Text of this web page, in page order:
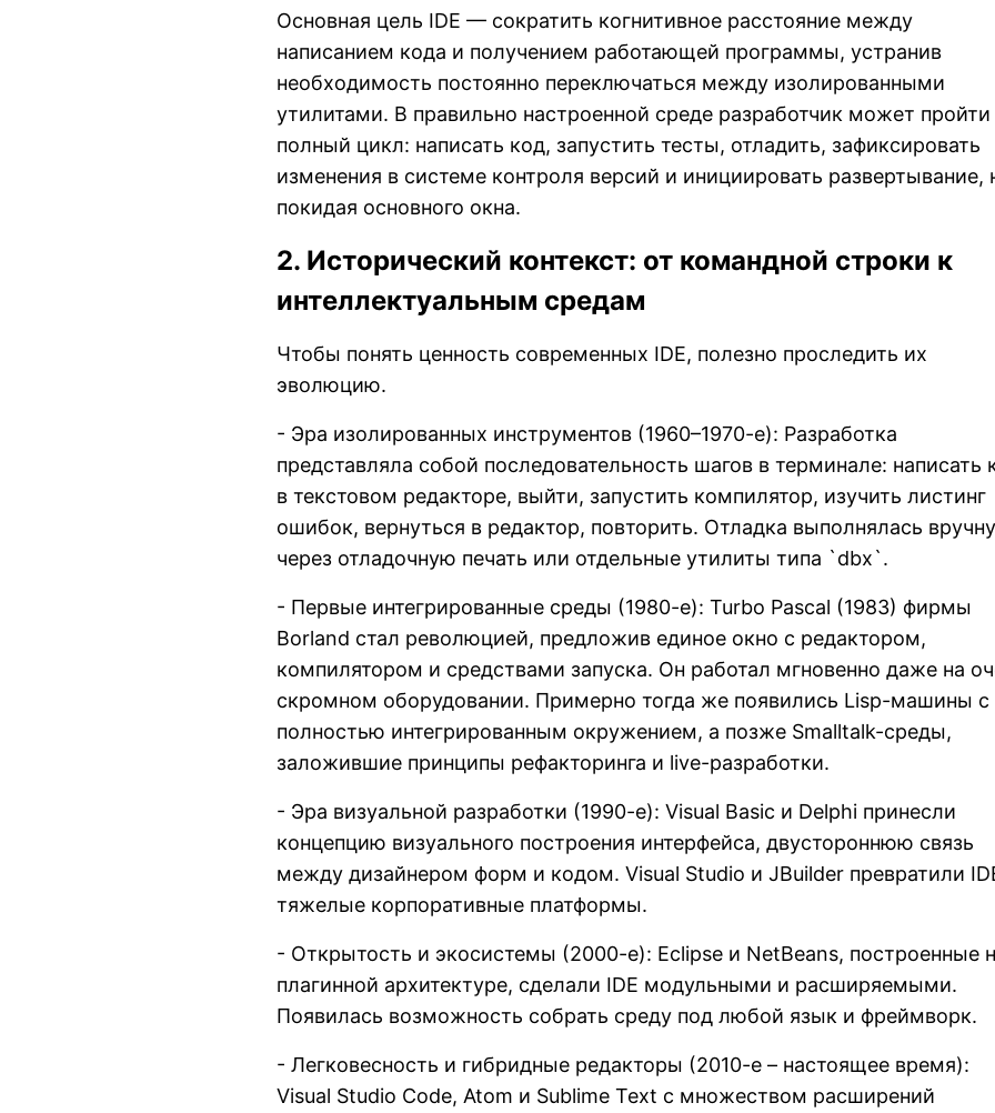
Основная цель IDE — сократить когнитивное расстояние между
написанием кода и получением работающей программы, устранив
необходимость постоянно переключаться между изолированными
утилитами. В правильно настроенной среде разработчик может пройти
полный цикл: написать код, запустить тесты, отладить, зафиксировать
изменения в системе контроля версий и инициировать развертывание,
покидая основного окна.
2. Исторический контекст: от командной строки к
интеллектуальным средам
Чтобы понять ценность современных IDE, полезно проследить их
эволюцию.
- Эра изолированных инструментов (1960–1970-е): Разработка
представляла собой последовательность шагов в терминале: написать
в текстовом редакторе, выйти, запустить компилятор, изучить листинг
ошибок, вернуться в редактор, повторить. Отладка выполнялась
через отладочную печать или отдельные утилиты типа `dbx`.
- Первые интегрированные среды (1980-е): Turbo Pascal (1983) фирмы
Borland стал революцией, предложив единое окно с редактором,
компилятором и средствами запуска. Он работал мгновенно даже на
скромном оборудовании. Примерно тогда же появились Lisp-машины с
полностью интегрированным окружением, а позже Smalltalk-среды,
заложившие принципы рефакторинга и live-разработки.
- Эра визуальной разработки (1990-е): Visual Basic и Delphi принесли
концепцию визуального построения интерфейса, двустороннюю связь
между дизайнером форм и кодом. Visual Studio и JBuilder превратили
тяжелые корпоративные платформы.
- Открытость и экосистемы (2000-е): Eclipse и NetBeans, построенные
плагинной архитектуре, сделали IDE модульными и расширяемыми.
Появилась возможность собрать среду под любой язык и фреймворк.
- Легковесность и гибридные редакторы (2010-е – настоящее время):
Visual Studio Code, Atom и Sublime Text с множеством расширений